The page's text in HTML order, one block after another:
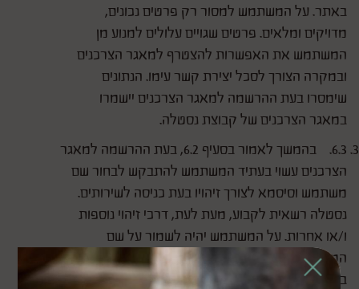
באתר. על המשתמש למסור רק פרטים נכונים,
מדויקים ומלאים. פרטים שגויים עלולים למנוע מן
המשתמש את האפשרות להצטרף למאגר הצרכנים
ובמקרה הצורך לסכל יצירת קשר עימו. הנתונים
שימסרו בעת ההרשמה למאגר הצרכנים יישמרו
במאגר הצרכנים של קבוצת נסטלה.
6.3. בהמשך לאמור בסעיף 6.2, בעת ההרשמה למאגר
הצרכנים עשוי בעתיד המשתמש להתבקש לבחור שם
משתמש וסיסמא לצורך זיהויו בעת כניסה לשירותים.
נסטלה רשאית לקבוע, מעת לעת, דרכי זיהוי נוספות
ו/או אחרות. על המשתמש יהיה לשמור על שם
המשתמש והסיסמא בסודיות כדי למנוע שימוש לרעה
בהם. Close